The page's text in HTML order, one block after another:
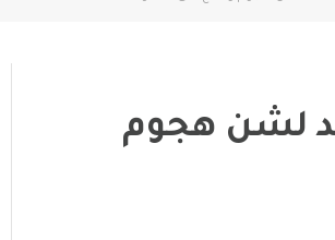
لشن هجوم